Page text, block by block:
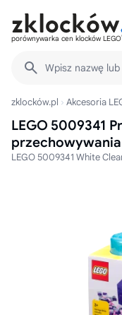
porównywarka cen klocków LEGO
Wpisz nazwę
zklocków.pl Akcesoria
LEGO 5009341
przechowywania
LEGO 5009341 White